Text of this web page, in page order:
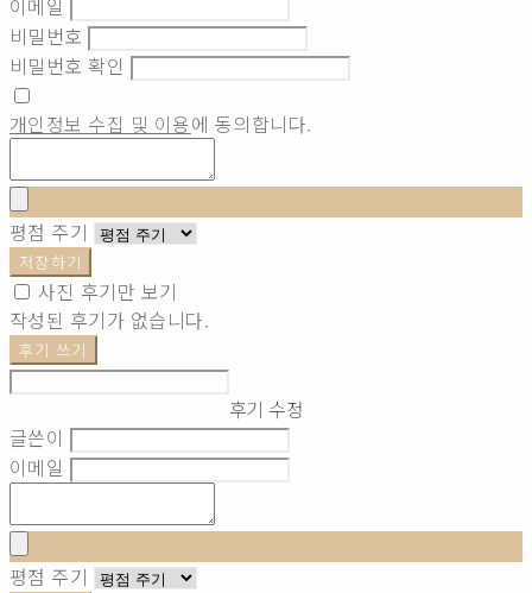
비밀번호
비밀번호 확인
개인정보 수집 및 이용에 동의합니다.
평점 주기
저장하기
사진 후기만 보기
작성된 후기가 없습니다.
후기 쓰기
후기 수정
글쓴이
이메일
평점 주기